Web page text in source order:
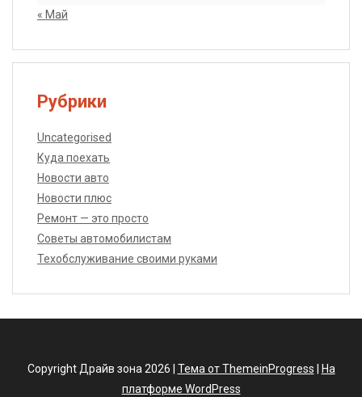
« Май
Рубрики
Uncategorised
Куда поехать
Новости авто
Новости плюс
Ремонт — это просто
Советы автомобилистам
Техобслуживание своими руками
Copyright Драйв зона 2026 | Тема от ThemeinProgress
На
платформе WordPress